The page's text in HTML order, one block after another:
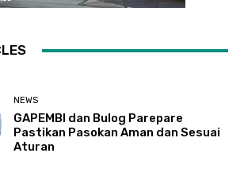
NEWS
GAPEMBI dan Bulog Parepare
Pastikan Pasokan Aman dan Sesuai
Aturan